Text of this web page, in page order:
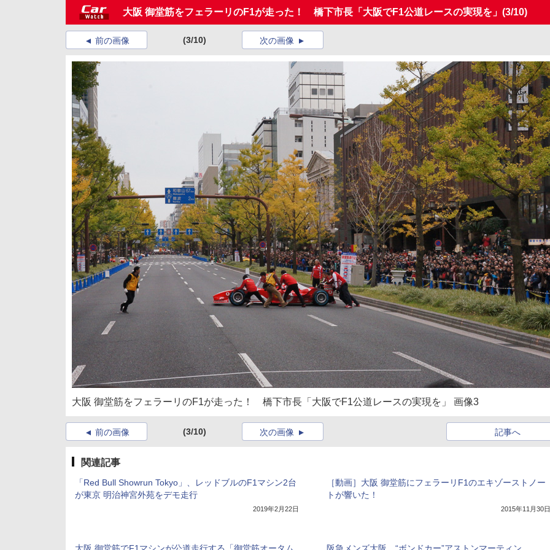
大阪 御堂筋をフェラーリのF1が走った！ 橋下市長「大阪でF1公道レースの実現を」 (3/10)
前の画像 (3/10) 次の画像
大阪 御堂筋をフェラーリのF1が走った！ 橋下市長「大阪でF1公道レースの実現を」 画像3
前の画像 (3/10) 記事へ
次の画像
関連記事
「Red Bull Showrun Tokyo」、レッドブルのF1マシン2台
が東京 明治神宮外苑をデモ走行
2019年2月22日
［動画］大阪 御堂筋にフェラーリF1のエキゾーストノー
トが響いた！
2015年11月30日